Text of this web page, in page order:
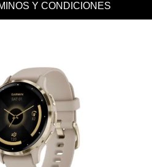
Y CONDICIONES